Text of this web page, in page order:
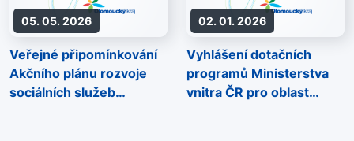
05. 05. 2026
Veřejné připomínkování
Akčního plánu rozvoje
sociálních služeb
02. 01. 2026
Vyhlášení dotačních
programů Ministerstva
vnitra ČR pro oblast